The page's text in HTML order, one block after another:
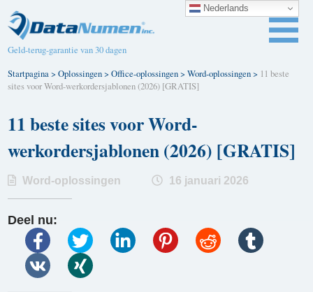
Geld-terug-garantie van 30 dagen
Startpagina>Oplossingen>Office-oplossingen>Word-oplossingen> 11 beste
sites voor Word-werkordersjablonen (2026) [GRATIS]
11 beste sites voor Word-
werkordersjablonen (2026) [GRATIS]
Word-oplossingen 16 januari 2026
Deel nu:
Nederlands